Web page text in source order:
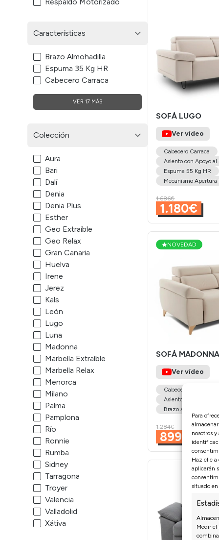
Para
nosotros
Haz clic a
aplicarán
situado
Medir el
Características
Brazo Almohadilla
Espuma 35 Kg HR
Cabecero Carraca
VER 17 MÁS
Colección
Aura
Bari
Dalí
Denia
Denia Plus
Esther
Geo Extraíble
Geo Relax
Gran Canaria
Huelva
Irene
Jerez
Kals
León
Lugo
Luna
Madonna
Marbella Extraíble
Marbella Relax
Menorca
Milano
Palma
Pamplona
Río
Ronnie
Rumba
Sidney
Tarragona
Troyer
Valencia
Valladolid
Xátiva
SOFÁ LUGO
Ver vídeo
Cabecero Carraca
Asiento con Apoyo al
Espuma 55 Kg HR
Mecanismo Apertura
1.686€
1.180€
NOVEDAD
SOFÁ MADONNA
Ver vídeo
Cabecero Carraca
Asiento con Apoyo al
Brazo Almohadilla
1.284€
899€